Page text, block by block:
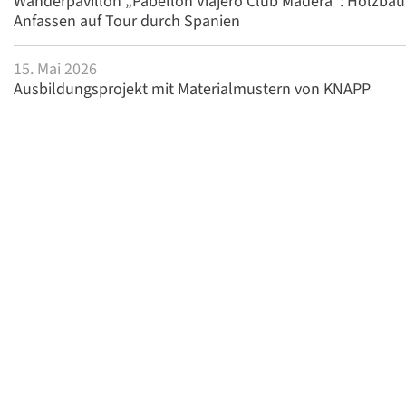
Anfassen auf Tour durch Spanien
15. Mai 2026
Ausbildungsprojekt mit Materialmustern von KNAPP